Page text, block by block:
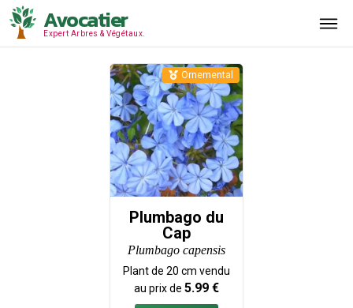
Avocatier
Expert Arbres & Végétaux.
Plumbago du
Cap
Plumbago capensis
Plant de 20 cm vendu
au prix de 5.99 €
Ornemental